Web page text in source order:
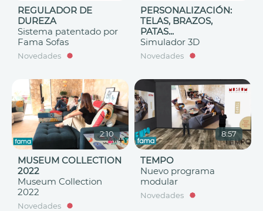
REGULADOR DE
DUREZA
Sistema patentado por
Fama Sofas
Novedades
PERSONALIZACIÓN:
TELAS, BRAZOS,
PATAS...
Simulador 3D
Novedades
2:10
MUSEUM COLLECTION
2022
Museum Collection
2022
Novedades
8:57
TEMPO
Nuevo programa
modular
Novedades